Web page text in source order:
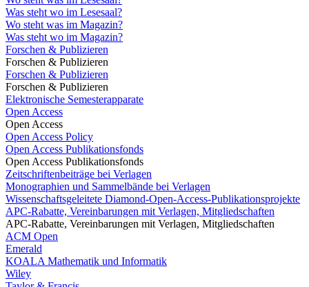
Was steht wo im Lesesaal?
Wo steht was im Magazin?
Was steht wo im Magazin?
Forschen & Publizieren
Forschen & Publizieren
Forschen & Publizieren
Forschen & Publizieren
Elektronische Semesterapparate
Open Access
Open Access
Open Access Policy
Open Access Publikationsfonds
Open Access Publikationsfonds
Zeitschriftenbeiträge bei Verlagen
Monographien und Sammelbände bei Verlagen
Wissenschaftsgeleitete Diamond-Open-Access-Publikationsprojekte
APC-Rabatte, Vereinbarungen mit Verlagen, Mitgliedschaften
APC-Rabatte, Vereinbarungen mit Verlagen, Mitgliedschaften
ACM Open
Emerald
KOALA Mathematik und Informatik
Wiley